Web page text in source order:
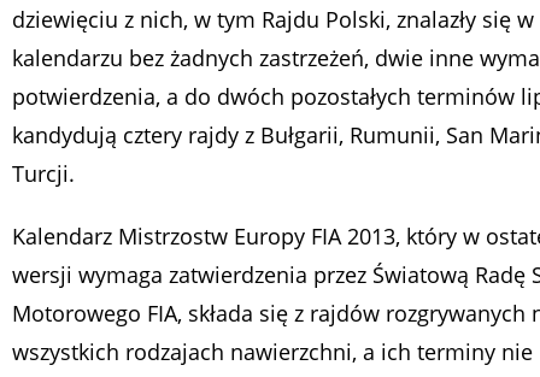
dziewięciu z nich, w tym Rajdu Polski, znalazły się w
kalendarzu bez żadnych zastrzeżeń, dwie inne
potwierdzenia, a do dwóch pozostałych terminów
kandydują cztery rajdy z Bułgarii, Rumunii, San
Turcji.
Kalendarz Mistrzostw Europy FIA 2013, który w
wersji wymaga zatwierdzenia przez Światową Radę
Motorowego FIA, składa się z rajdów rozgrywanych
wszystkich rodzajach nawierzchni, a ich terminy